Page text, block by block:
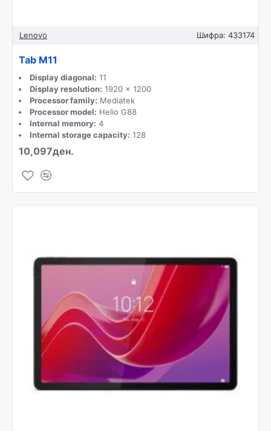
Lenovo Шифра: 433174
Tab M11
Display diagonal: 11
Display resolution: 1920 x 1200
Processor family: Mediatek
Processor model: Helio G88
Internal memory: 4
Internal storage capacity: 128
10,097ден.